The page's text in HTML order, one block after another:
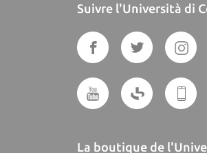
Suivre l'Università di
La boutique de